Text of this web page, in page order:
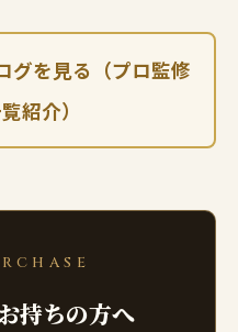
を見る（プロ監修
紹介）
持ちの方へ